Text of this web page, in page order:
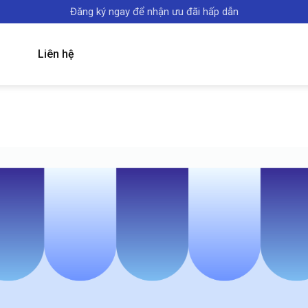
Đăng ký ngay để nhận ưu đãi hấp dẫn
Liên hệ